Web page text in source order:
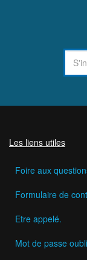
Les liens utiles
Foire aux
Formulaire de
Etre appelé.
Mot de passe